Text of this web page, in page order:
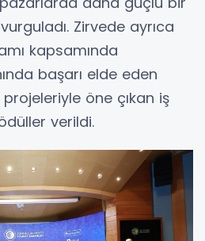
Zirvede ayrıca
kapsamında
başarı elde eden
öne çıkan iş
verildi.